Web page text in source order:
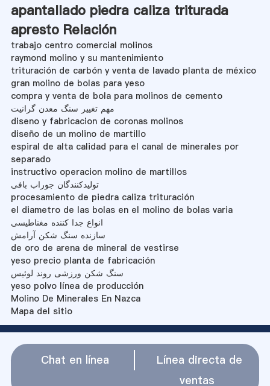
apantallado piedra caliza triturada
apresto Relación
trabajo centro comercial molinos
raymond molino y su mantenimiento
trituración de carbón y venta de lavado planta de méxico
gran molino de bolas para yeso
compra y venta de bola para molinos de cemento
مهم تغییر سنگ معدن گرانیت
diseno y fabricacion de coronas molinos
diseño de un molino de martillo
espiral de alta calidad para el canal de minerales por
separado
instructivo operacion molino de martillos
تولیدکنندگان جوراب بافی
procesamiento de piedra caliza trituración
el diametro de las bolas en el molino de bolas varia
انواع جدا کننده مغناطیسی
سازنده سنگ شکن آرامش
de oro de arena de mineral de vestirse
yeso precio planta de fabricación
سنگ شکن ورزشی روند لوئیس
yeso polvo línea de producción
Molino De Minerales En Nazca
Mapa del sitio
Chat en línea
Línea directa de
ventas